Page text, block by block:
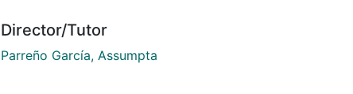
Director/Tutor
Parreño García, Assumpta